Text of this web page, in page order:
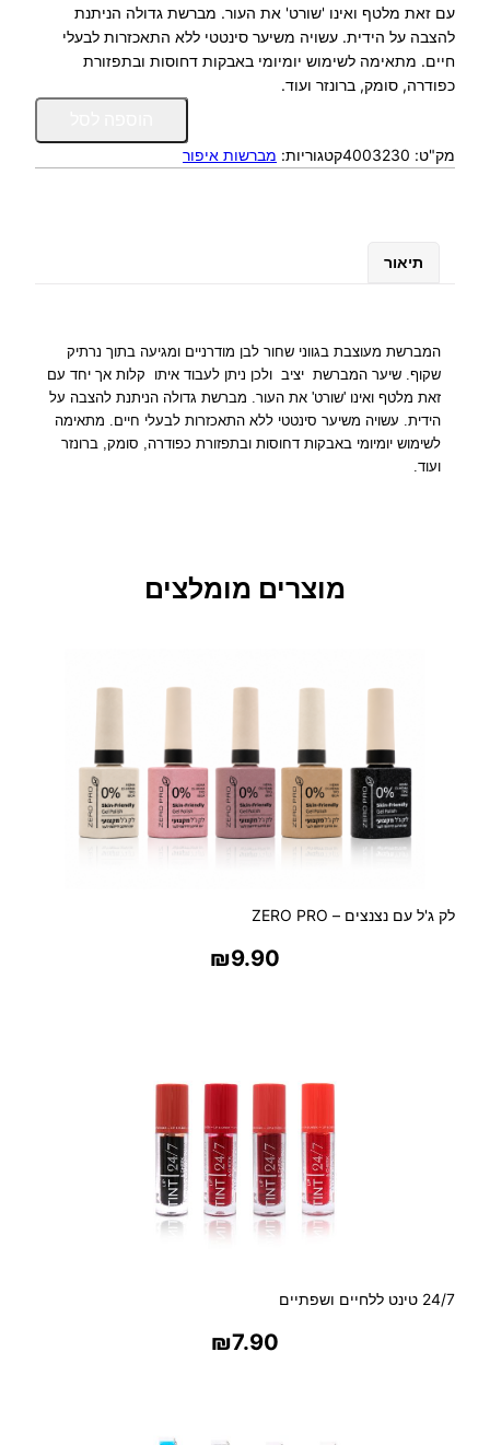
עם זאת מלטף ואינו 'שורט' את העור. מברשת גדולה הניתנת
להצבה על הידית. עשויה משיער סינטטי ללא התאכזרות לבעלי
חיים. מתאימה לשימוש יומיומי באבקות דחוסות ובתפזורת
כפודרה, סומק, ברונזר ועוד.
כ
ו
ת
ס
ו
מ
ק
י
מק"ט: 4003230קטגוריות: מברשות איפור
תיאור
המברשת מעוצבת בגווני שחור לבן מודרניים ומגיעה בתוך נרתיק
שקוף. שיער המברשת יציב ולכן ניתן לעבוד איתו קלות אך יחד עם
זאת מלטף ואינו 'שורט' את העור. מברשת גדולה הניתנת להצבה על
הידית. עשויה משיער סינטטי ללא התאכזרות לבעלי חיים. מתאימה
לשימוש יומיומי באבקות דחוסות ובתפזורת כפודרה, סומק, ברונזר
ועוד.
מוצרים מומלצים
לק ג'ל עם נצנצים – ZERO PRO
₪9.90
24/7 טינט ללחיים ושפתיים
₪7.90